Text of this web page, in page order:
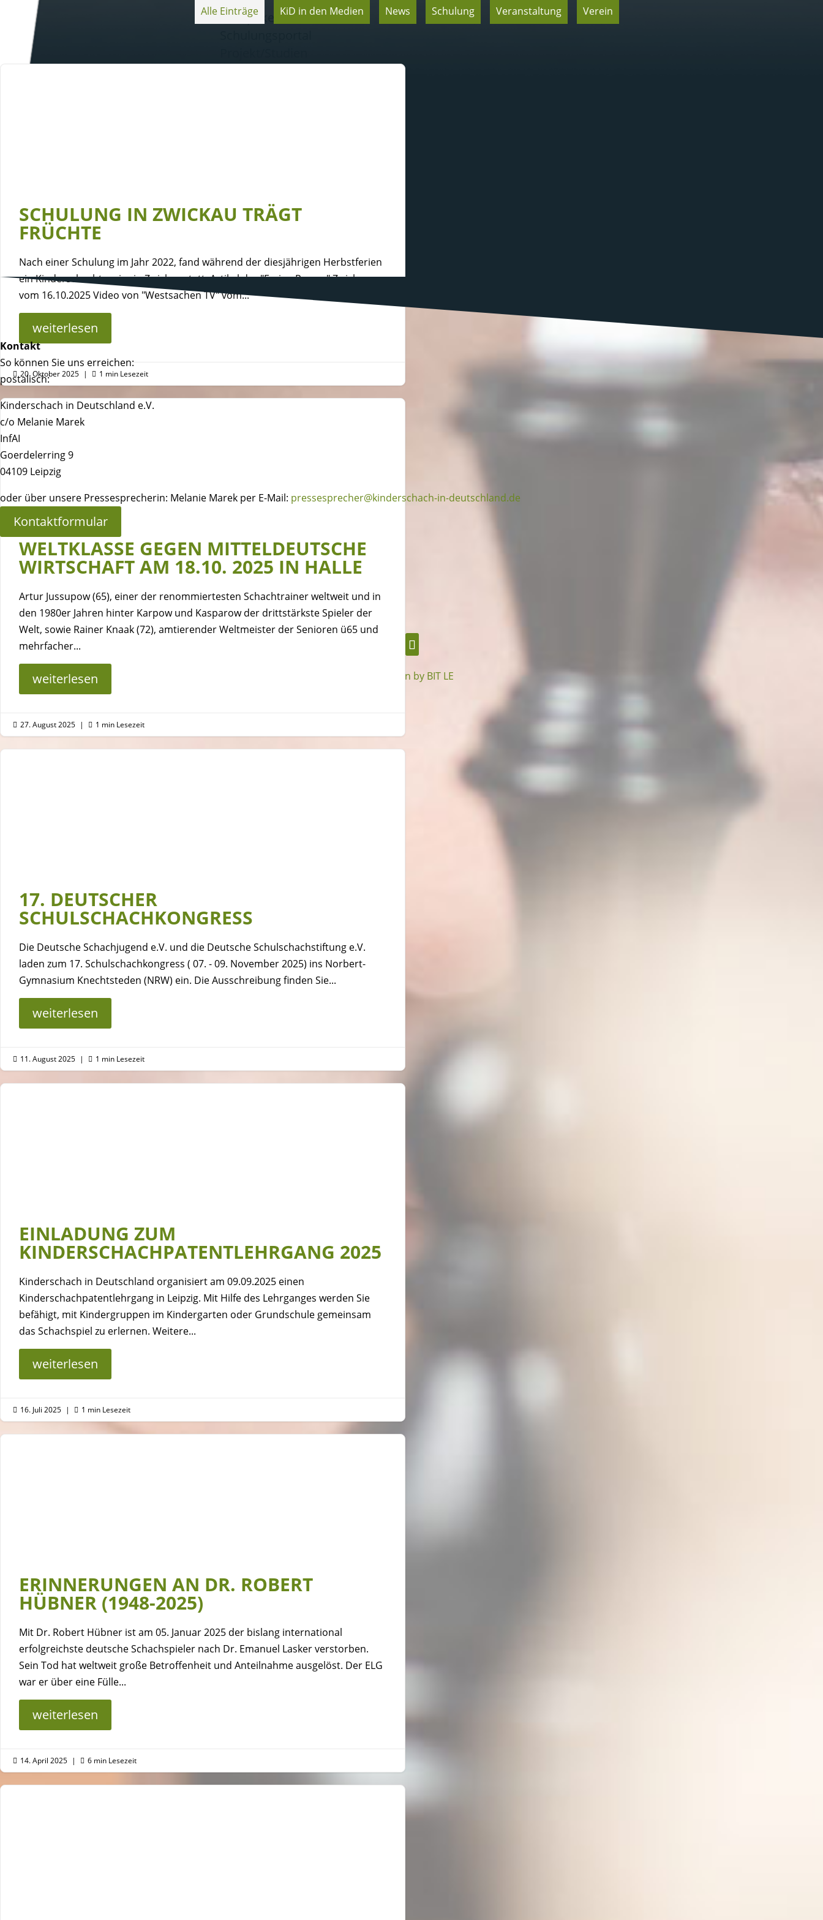
Startpaket
Alle Einträge KiD in den Medien News Schulung Veranstaltung Verein
SCHULUNG IN ZWICKAU TRÄGT
FRÜCHTE
Nach einer Schulung im Jahr 2022, fand während der diesjährigen Herbstferien
ein Kinderschachturnier in Zwickau statt. Artikel der "Freien Presse" Zwickau
vom 16.10.2025 Video von "Westsachen TV" vom...
weiterlesen
 20. Oktober 2025 |  1 min Lesezeit
WELTKLASSE GEGEN MITTELDEUTSCHE
WIRTSCHAFT AM 18.10. 2025 IN HALLE
Artur Jussupow (65), einer der renommiertesten Schachtrainer weltweit und in
den 1980er Jahren hinter Karpow und Kasparow der drittstärkste Spieler der
Welt, sowie Rainer Knaak (72), amtierender Weltmeister der Senioren ü65 und
mehrfacher...
weiterlesen
 27. August 2025 |  1 min Lesezeit
17. DEUTSCHER
SCHULSCHACHKONGRESS
Die Deutsche Schachjugend e.V. und die Deutsche Schulschachstiftung e.V.
laden zum 17. Schulschachkongress ( 07. - 09. November 2025) ins Norbert-
Gymnasium Knechtsteden (NRW) ein. Die Ausschreibung finden Sie...
weiterlesen
 11. August 2025 |  1 min Lesezeit
EINLADUNG ZUM
KINDERSCHACHPATENTLEHRGANG 2025
Kinderschach in Deutschland organisiert am 09.09.2025 einen
Kinderschachpatentlehrgang in Leipzig. Mit Hilfe des Lehrganges werden Sie
befähigt, mit Kindergruppen im Kindergarten oder Grundschule gemeinsam
das Schachspiel zu erlernen. Weitere...
weiterlesen
 16. Juli 2025 |  1 min Lesezeit
ERINNERUNGEN AN DR. ROBERT
HÜBNER (1948-2025)
Mit Dr. Robert Hübner ist am 05. Januar 2025 der bislang international
erfolgreichste deutsche Schachspieler nach Dr. Emanuel Lasker verstorben.
Sein Tod hat weltweit große Betroffenheit und Anteilnahme ausgelöst. Der ELG
war er über eine Fülle...
weiterlesen
 14. April 2025 |  6 min Lesezeit
Kontakt
So können Sie uns erreichen:
postalisch:
Kinderschach in Deutschland e.V.
c/o Melanie Marek
InfAI
Goerdelerring 9
04109 Leipzig
oder über unsere Pressesprecherin: Melanie Marek per E-Mail: pressesprecher@kinderschach-in-deutschland.de
Kontaktformular
Datenschutz
Copyright © 2013 - 2026 Kinderschach in Deutschland e.V. | Webdesign by BIT LE